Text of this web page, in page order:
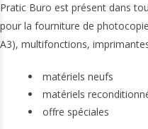
Pratic Buro est présent dans
pour la fourniture de
A3), multifonctions,
matériels neufs
matériels
offre spéciales